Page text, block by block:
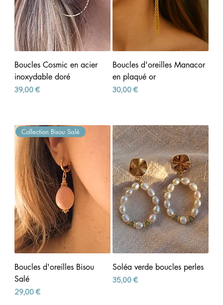
Boucles Cosmic en acier
inoxydable doré
Prix
39,00 €
Boucles d'oreilles Manacor
en plaqué or
Prix
30,00 €
Collection Bisou Salé
Boucles d'oreilles Bisou
Salé
Prix
29,00 €
Soléa verde boucles perles
Prix
35,00 €